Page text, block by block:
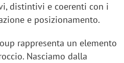
distintivi e coerenti con i
e posizionamento.
rappresenta un elemento
Nasciamo dalla